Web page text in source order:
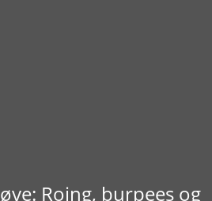
Roing, burpees og